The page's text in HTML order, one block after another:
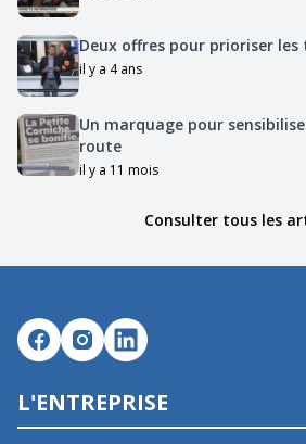
Deux offres pour prioriser
il y a 4 ans
Un marquage pour
route
il y a 11 mois
Consulter tous les
L'ENTREPRISE